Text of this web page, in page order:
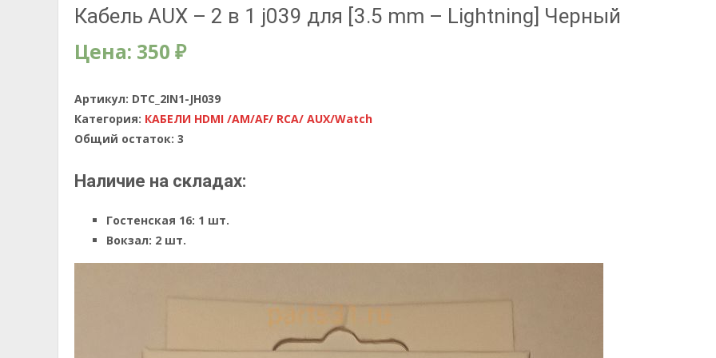
Кабель AUX – 2 в 1 j039 для [3.5 mm – Lightning] Черный
Цена: 350 ₽
Артикул: DTC_2IN1-JH039
Категория: КАБЕЛИ HDMI /AM/AF/ RCA/ AUX/Watch
Общий остаток: 3
Наличие на складах:
Гостенская 16: 1 шт.
Вокзал: 2 шт.